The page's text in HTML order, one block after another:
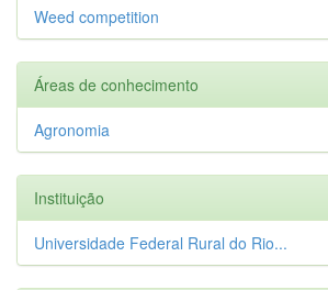
Weed competition
Áreas de conhecimento
Agronomia
Instituição
Universidade Federal Rural do Rio...